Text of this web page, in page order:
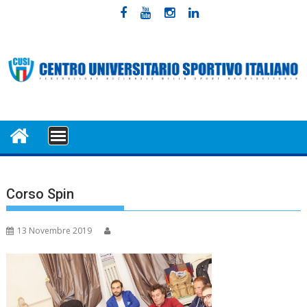
MENU
Corso Spin
13 Novembre 2019